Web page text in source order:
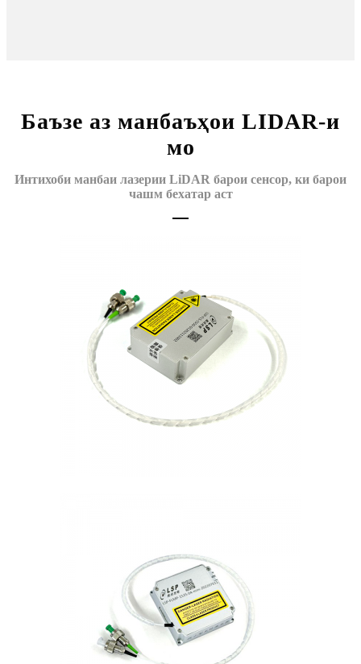
Баъзе аз манбаъҳои LIDAR-и
мо
Интихоби манбаи лазерии LiDAR барои сенсор, ки барои
чашм бехатар аст